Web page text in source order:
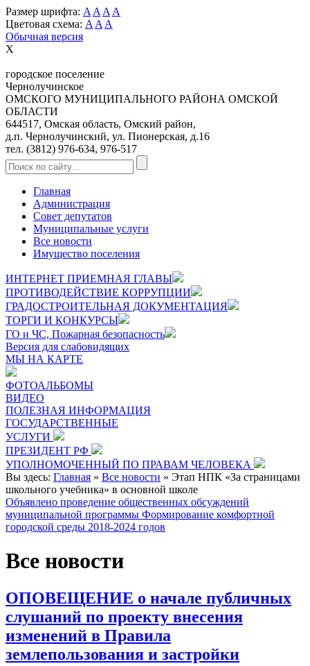
Размер шрифта: A A A A
Цветовая схема: A A A
Обычная версия
X
городское поселение
Чернолучинское
ОМСКОГО МУНИЦИПАЛЬНОГО РАЙОНА ОМСКОЙ
ОБЛАСТИ
644517, Омская область, Омский район,
д.п. Чернолучинский, ул. Пионерская, д.16
тел. (3812) 976-634, 976-517
Главная
Администрация
Совет депутатов
Муниципальные услуги
Все новости
Имущество поселения
ИНТЕРНЕТ ПРИЕМНАЯ ГЛАВЫ
ПРОТИВОДЕЙСТВИЕ КОРРУПЦИИ
ГРАДОСТРОИТЕЛЬНАЯ ДОКУМЕНТАЦИЯ
ТОРГИ И КОНКУРСЫ
ГО и ЧС, Пожарная безопасность
Версия для слабовидящих
МЫ НА КАРТЕ
ФОТОАЛЬБОМЫ
ВИДЕО
ПОЛЕЗНАЯ ИНФОРМАЦИЯ
ГОСУДАРСТВЕННЫЕ
УСЛУГИ
ПРЕЗИДЕНТ РФ
УПОЛНОМОЧЕННЫЙ ПО ПРАВАМ ЧЕЛОВЕКА
Вы здесь: Главная » Все новости » Этап НПК «За страницами
школьного учебника» в основной школе
Объявлено проведение общественных обсуждений
муниципальной программы Формирование комфортной
городской среды 2018-2024 годов
Все новости
ОПОВЕЩЕНИЕ о начале публичных
слушаний по проекту внесения
изменений в Правила
землепользования и застройки